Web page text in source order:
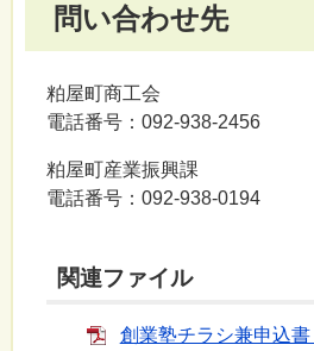
問い合わせ先
粕屋町商工会
電話番号：092-938-2456
粕屋町産業振興課
電話番号：092-938-0194
関連ファイル
創業塾チラシ兼申込書